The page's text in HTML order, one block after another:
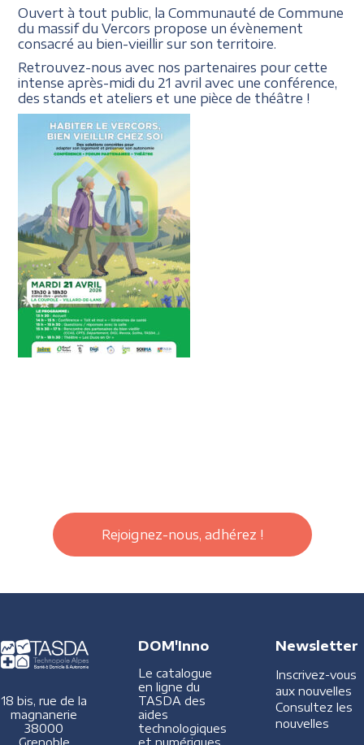
Ouvert à tout public, la Communauté de Commune
du massif du Vercors propose un évènement
consacré au bien-vieillir sur son territoire.
Retrouvez-nous avec nos partenaires pour cette
intense après-midi du 21 avril avec une conférence,
des stands et ateliers et une pièce de théâtre !
Rejoignez-nous, adhérez !
18 bis, rue de la
magnanerie
38000
DOM'Inno
Le catalogue
en ligne du
TASDA des
aides
technologiques
et numériques
Newsletter
Inscrivez-vous
aux nouvelles
Consultez les
nouvelles